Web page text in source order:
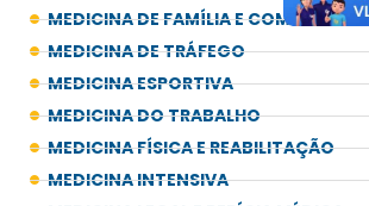
MEDICINA DE FAMÍLIA E COMUNIDADE
MEDICINA DE TRÁFEGO
MEDICINA ESPORTIVA
MEDICINA DO TRABALHO
MEDICINA FÍSICA E REABILITAÇÃO
MEDICINA INTENSIVA